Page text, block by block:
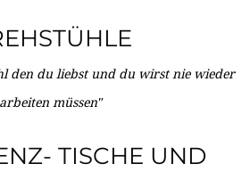
den du liebst und du wirst nie wieder
arbeiten müssen"
TISCHE UND